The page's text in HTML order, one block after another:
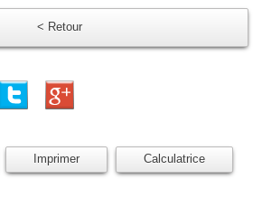
< Retour
Imprimer Calculatrice